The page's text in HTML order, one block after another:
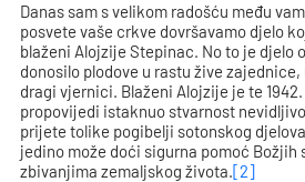
Danas sam s velikom radošću među
posvete vaše crkve dovršavamo djelo
blaženi Alojzije Stepinac. No to je djelo
donosilo plodove u rastu žive
dragi vjernici. Blaženi Alojzije je te
propovijedi istaknuo stvarnost
prijete tolike pogibelji sotonskog
jedino može doći sigurna pomoć Božjih
zbivanjima zemaljskog života.[2]